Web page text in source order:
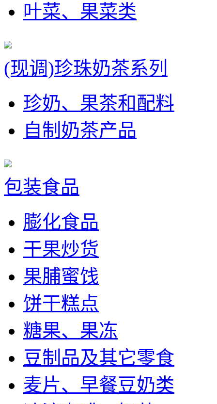
叶菜、果菜类
(现调)珍珠奶茶系列
珍奶、果茶和配料
自制奶茶产品
包装食品
膨化食品
干果炒货
果脯蜜饯
饼干糕点
糖果、果冻
豆制品及其它零食
麦片、早餐豆奶类